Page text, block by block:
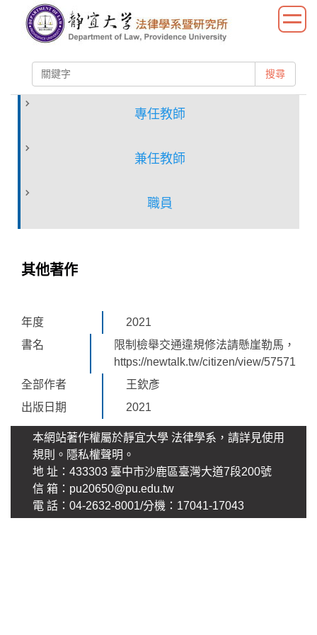
容
搜尋
專任教師
兼任教師
職員
其他著作
年度
2021
書名
限制檢舉交通違規修法請懸崖勒馬，
https://newtalk.tw/citizen/view/57571
全部作者
王欽彥
出版日期
2021
本網站著作權屬於靜宜大學 法律學系，請詳見使用
規則。 隱私權聲明 。
地 址：433303 臺中市沙鹿區臺灣大道7段200號
信 箱：pu20650@pu.edu.tw
電 話：04-2632-8001/分機：17041-17043